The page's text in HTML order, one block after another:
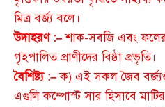
মিত্র বর্জ্য বলে।
উদাহরণ :–শাক-সবজি এবং
গৃহপালিত প্রাণীদের বিষ্ঠা প্রভৃতি।
বৈশিষ্ট্য :–ক) এই সকল জৈব
এগুলি কম্পোস্ট সার হিসাবে